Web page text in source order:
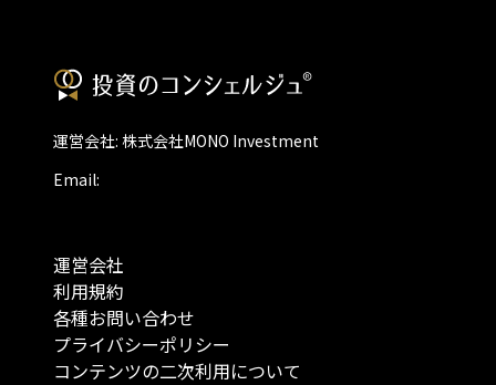
運営会社: 株式会社MONO Investment
Email:
運営会社
利用規約
各種お問い合わせ
プライバシーポリシー
コンテンツの二次利用について